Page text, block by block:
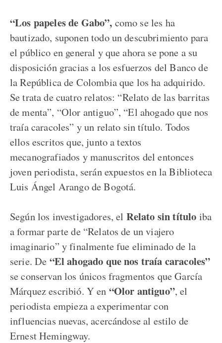
“Los papeles de Gabo”, como se les ha
bautizado, suponen todo un descubrimiento para
el público en general y que ahora se pone a su
disposición gracias a los esfuerzos del Banco de
la República de Colombia que los ha adquirido.
Se trata de cuatro relatos: “Relato de las barritas
de menta”, “Olor antiguo”, “El ahogado que nos
traía caracoles” y un relato sin título. Todos
ellos escritos que, junto a textos
mecanografiados y manuscritos del entonces
joven periodista, serán expuestos en la Biblioteca
Luis Ángel Arango de Bogotá.
Según los investigadores, el Relato sin título iba
a formar parte de “Relatos de un viajero
imaginario” y finalmente fue eliminado de la
serie. De “El ahogado que nos traía caracoles”
se conservan los únicos fragmentos que García
Márquez escribió. Y en “Olor antiguo”, el
periodista empieza a experimentar con
influencias nuevas, acercándose al estilo de
Ernest Hemingway.